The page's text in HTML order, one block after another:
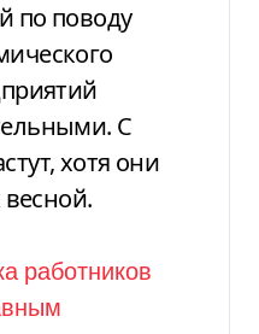
по поводу
С
хотя они
весной.